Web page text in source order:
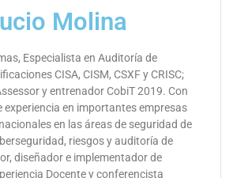
Molina
Especialista en Auditoría de
CISA, CISM, CSXF y CRISC;
y entrenador CobiT 2019. Con
experiencia en importantes empresas
en las áreas de seguridad de
riesgos y auditoría de
diseñador e implementador de
Docente y conferencista